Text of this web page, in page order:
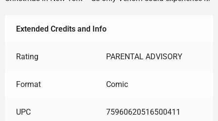
Extended Credits and Info
Rating PARENTAL ADVISORY
Format Comic
UPC 75960620516500411